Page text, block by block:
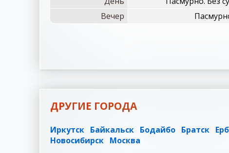
Вечер
ДРУГИЕ ГОРОДА
Иркутск Байкальск Бодайбо Братск
Новосибирск Москва